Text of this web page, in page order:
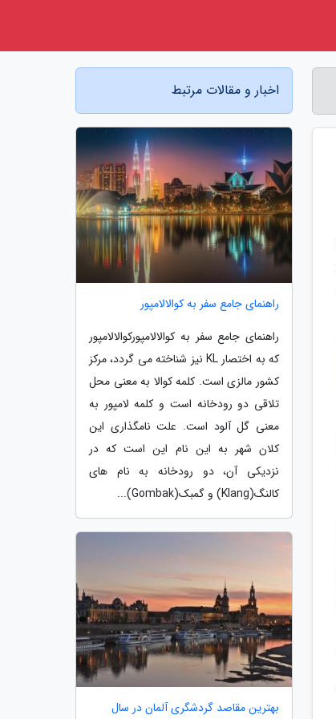
اخبار و مقالات مرتبط
راهنمای جامع سفر به کوالالامپور
راهنمای جامع سفر به کوالالامپورکوالالامپور
که به اختصار KL نیز شناخته می گردد، مرکز
کشور مالزی است. کلمه کوالا به معنی محل
تلاقی دو رودخانه است و کلمه لامپور به
معنی گل آلود است. علت نامگذاری این
کلان شهر به این نام این است که در
نزدیکی آن، دو رودخانه به نام های
کالنگ(Klang) و گمبک(Gombak)...
بهترین مقاصد گردشگری آلمان در سال